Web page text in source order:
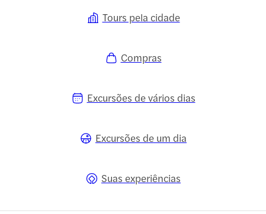
Tours pela cidade
Compras
Excursões de vários dias
Excursões de um dia
Suas experiências